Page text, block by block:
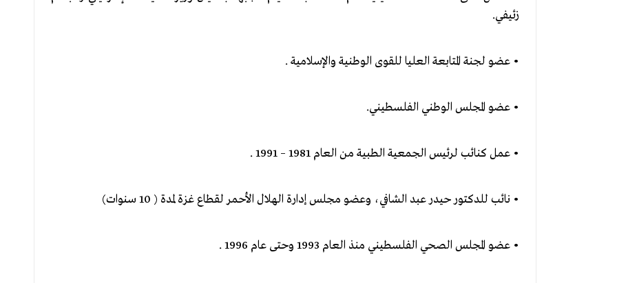
زئيفي.
• عضو لجنة المتابعة العليا للقوى الوطنية والإسلامية .
• عضو المجلس الوطني الفلسطيني.
• عمل كنائب لرئيس الجمعية الطبية من العام 1981 – 1991 .
• نائب للدكتور حيدر عبد الشافي، وعضو مجلس إدارة الهلال الأحمر لقطاع غزة لمدة ( 10 سنوات)
• عضو المجلس الصحي الفلسطيني منذ العام 1993 وحتى عام 1996 .